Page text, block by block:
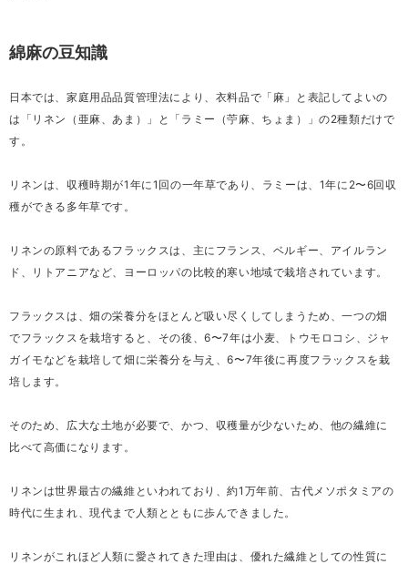
綿麻の豆知識
日本では、家庭用品品質管理法により、衣料品で「麻」と表記してよいの
は「リネン（亜麻、あま）」と「ラミー（苧麻、ちょま）」の2種類だけで
す。
リネンは、収穫時期が1年に1回の一年草であり、ラミーは、1年に2〜6回収
穫ができる多年草です。
リネンの原料であるフラックスは、主にフランス、ベルギー、アイルラン
ド、リトアニアなど、ヨーロッパの比較的寒い地域で栽培されています。
フラックスは、畑の栄養分をほとんど吸い尽くしてしまうため、一つの畑
でフラックスを栽培すると、その後、6〜7年は小麦、トウモロコシ、ジャ
ガイモなどを栽培して畑に栄養分を与え、6〜7年後に再度フラックスを栽
培します。
そのため、広大な土地が必要で、かつ、収穫量が少ないため、他の繊維に
比べて高価になります。
リネンは世界最古の繊維といわれており、約1万年前、古代メソポタミアの
時代に生まれ、現代まで人類とともに歩んできました。
リネンがこれほど人類に愛されてきた理由は、優れた繊維としての性質に